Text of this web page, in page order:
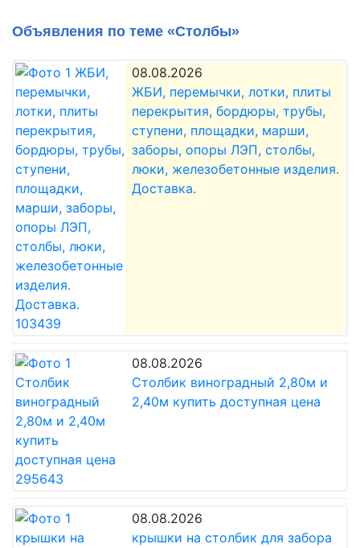
Объявления по теме «Столбы»
08.08.2026
ЖБИ, перемычки, лотки, плиты
перекрытия, бордюры, трубы,
ступени, площадки, марши,
заборы, опоры ЛЭП, столбы,
люки, железобетонные изделия.
Доставка.
08.08.2026
Столбик виноградный 2,80м и
2,40м купить доступная цена
08.08.2026
крышки на столбик для забора